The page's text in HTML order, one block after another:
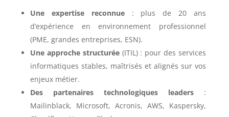
Une expertise reconnue: plus de 20 ans
d’expérience en environnement professionnel
(PME, grandes entreprises, ESN).
Une approche structurée(ITIL) : pour des services
informatiques stables, maîtrisés et alignés sur vos
enjeux métier.
Des partenaires technologiques leaders :
Mailinblack, Microsoft, Acronis, AWS, Kaspersky,